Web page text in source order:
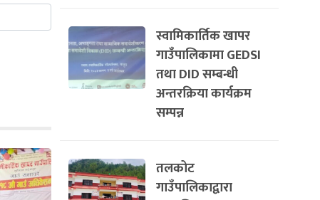
स्वामिकार्तिक खापर
गाउँपालिकामा GEDSI
तथा DID सम्बन्धी
अन्तरक्रिया कार्यक्रम
सम्पन्न
तलकोट
गाउँपालिकाद्वारा